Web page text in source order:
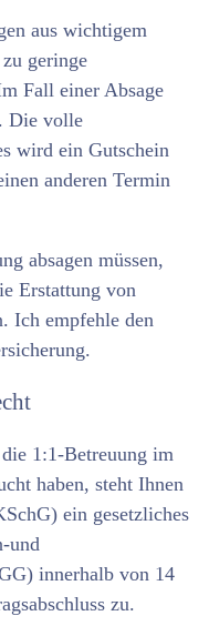
aus wichtigem
geringe
Fall einer Absage
Die volle
wird ein Gutschein
anderen Termin
absagen müssen,
Erstattung von
Ich empfehle den
1:1-Betreuung im
haben, steht Ihnen
ein gesetzliches
und
innerhalb von 14
zu.